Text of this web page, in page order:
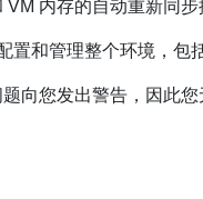
内存的自动重新同步
置和管理整个环境，包
向您发出警告，因此您